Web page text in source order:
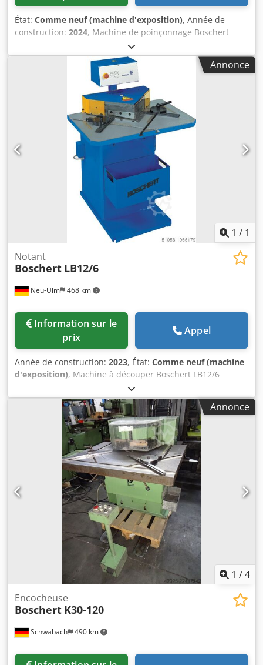
État: Comme neuf (machine d'exposition), Année de
construction: 2024, Machine de poinçonnage Boschert
LB13 Type LB13 Poinçonnage/Trumpf Capacité de coupe : 6
mm St40 / 4 mm V2A Butée intérieure pour la découpe de
bandes. Poste 2 : Poinçonnage avec système d'outillage
Trumpf Diamètre de poinçonnage maximum : 76 mm
Portée : 150 mm Dcsdpfehp N Ryox Amrjk Force de
poinçonnage : environ 15 tonnes avec système d'éjection
actif Machine de démonstration Année de fabrication :
Annonce
1 / 1
Neu-Ulm 468 km
Notant
Boschert LB12/6
prix
Appel
Année de construction: 2023, État: Comme neuf (machine
d'exposition), Machine à découper Boschert LB12/6
Couleur de la machine : bleu Ral 5017 Angle de coupe : 90°
Capacité de coupe : 6 mm d’acier St42 4 mm d’acier
inoxydable Puissance connectée : 4 kW Poids : 800 kg La
machine est équipée de : 2 butées avec une barre de
butée réglable de 300 mm Butée intérieure pour découper
des bandes jusqu’à 225 mm 2 serre-pièces réglables
Protection en plexiglas Dcsdpfx Aeb Raddemrsk Garantie
CE et pour machine neuve
Annonce
1 /4
Schwabach 490 km
Encocheuse
Boschert K30-120